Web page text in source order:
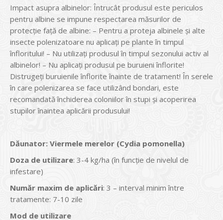
Impact asupra albinelor: Întrucât produsul este periculos
pentru albine se impune respectarea măsurilor de
protecţie faţă de albine: – Pentru a proteja albinele şi alte
insecte polenizatoare nu aplicaţi pe plante în timpul
înfloritului! – Nu utilizaţi produsul în timpul sezonului activ al
albinelor! – Nu aplicaţi produsul pe buruieni înflorite!
Distrugeţi buruienile înflorite înainte de tratament! În serele
în care polenizarea se face utilizând bondari, este
recomandată închiderea coloniilor în stupi şi acoperirea
stupilor înaintea aplicării produsului!
Dăunator: Viermele merelor (Cydia pomonella)
Doza de utilizare: 3-4 kg/ha (în funcţie de nivelul de
infestare)
Număr maxim de aplicări: 3 – interval minim între
tratamente: 7-10 zile
Mod de utilizare